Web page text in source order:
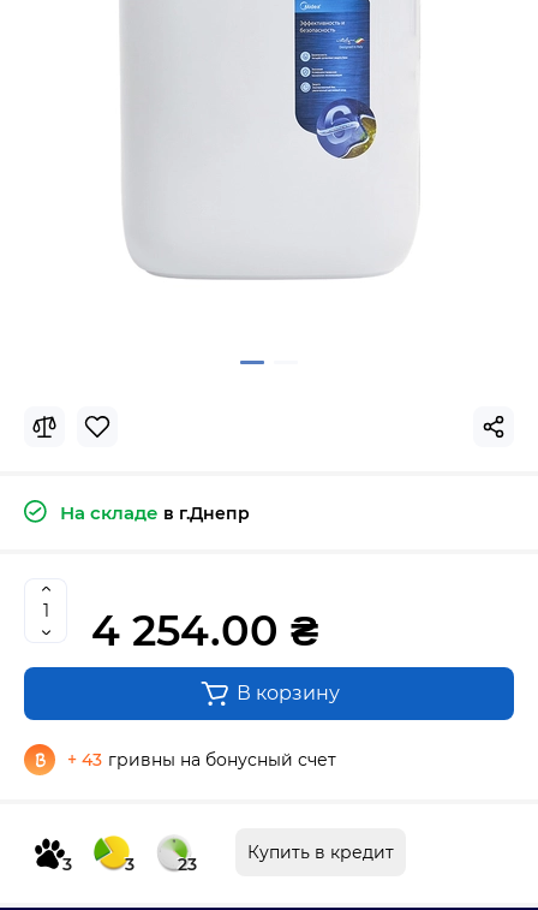
На складе в г.Днепр
4 254.00 ₴
В корзину
+ 43 гривны на бонусный счет
3 3 23
Купить в кредит